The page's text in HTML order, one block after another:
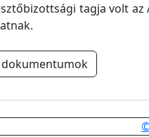
tagja volt
dokumentumok